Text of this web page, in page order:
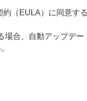
約（EULA）に同意する
合、自動アップデ